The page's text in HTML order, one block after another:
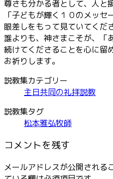
尊さも分かる者として、人と
「子どもが輝く１０のメッ
眼差しをもって見ていてくだ
誰よりも、神さまこそが、「
続けてくださることを心に留
お祈りします。
説教集カテゴリー
主日共同の礼拝説教
説教集タグ
松本雅弘牧師
コメントを残す
メールアドレスが公開される